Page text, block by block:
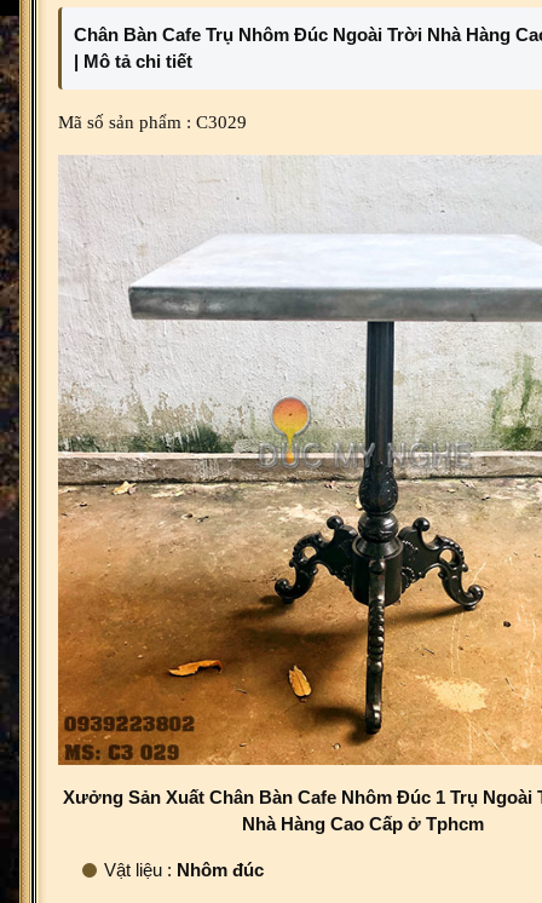
Chân Bàn Cafe Trụ Nhôm Đúc Ngoài Trời Nhà Hàng
| Mô tả chi tiết
Mã số sản phẩm : C3029
Xưởng Sản Xuất Chân Bàn Cafe Nhôm Đúc 1 Trụ
Nhà Hàng Cao Cấp ở Tphcm
Vật liệu : Nhôm đúc